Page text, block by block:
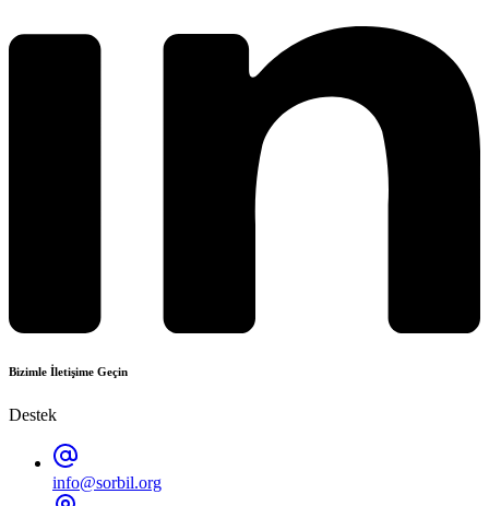
Bizimle İletişime Geçin
Destek
info@sorbil.org